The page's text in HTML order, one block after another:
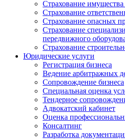
Страхование
Страхование
Страхование опасных
Страхование
передвижного
Страхование
Юридические услуги
Регистрация бизнеса
Ведение арбитражных
Сопровождение бизнеса
Специальная оценка
Тендерное
Адвокатский кабинет
Оценка
Консалтинг
Разработка